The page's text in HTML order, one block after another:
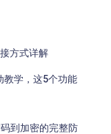
方式详解
教学，这5个功能
到加密的完整防